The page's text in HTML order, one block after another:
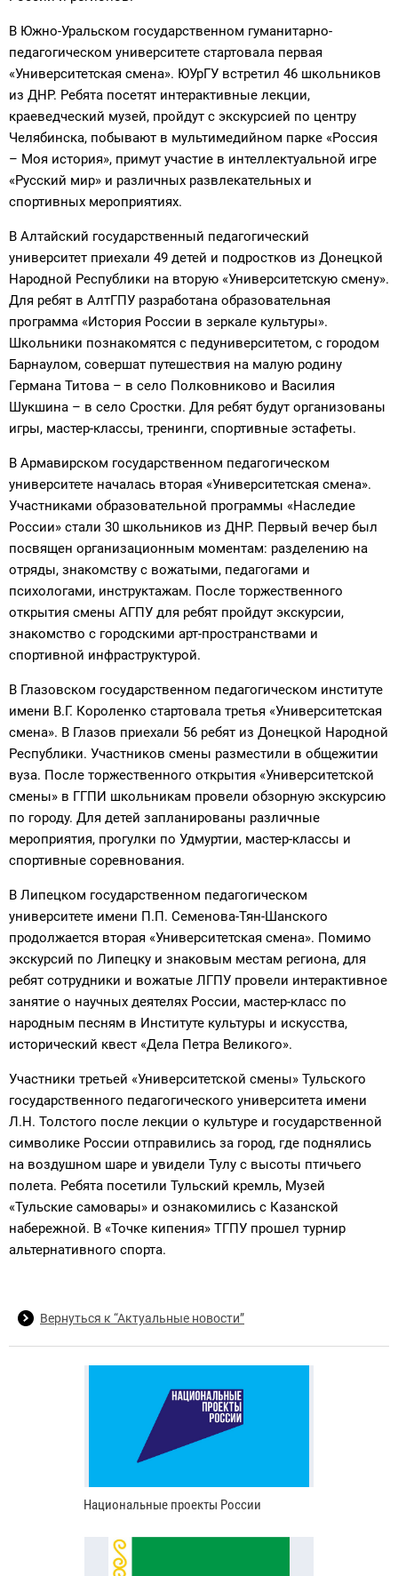
В Южно-Уральском государственном гуманитарно-
педагогическом университете стартовала первая
«Университетская смена». ЮУрГУ встретил 46 школьников
из ДНР. Ребята посетят интерактивные лекции,
краеведческий музей, пройдут с экскурсией по центру
Челябинска, побывают в мультимедийном парке «Россия
– Моя история», примут участие в интеллектуальной игре
«Русский мир» и различных развлекательных и
спортивных мероприятиях.
В Алтайский государственный педагогический
университет приехали 49 детей и подростков из Донецкой
Народной Республики на вторую «Университетскую смену».
Для ребят в АлтГПУ разработана образовательная
программа «История России в зеркале культуры».
Школьники познакомятся с педуниверситетом, с городом
Барнаулом, совершат путешествия на малую родину
Германа Титова – в село Полковниково и Василия
Шукшина – в село Сростки. Для ребят будут организованы
игры, мастер-классы, тренинги, спортивные эстафеты.
В Армавирском государственном педагогическом
университете началась вторая «Университетская смена».
Участниками образовательной программы «Наследие
России» стали 30 школьников из ДНР. Первый вечер был
посвящен организационным моментам: разделению на
отряды, знакомству с вожатыми, педагогами и
психологами, инструктажам. После торжественного
открытия смены АГПУ для ребят пройдут экскурсии,
знакомство с городскими арт-пространствами и
спортивной инфраструктурой.
В Глазовском государственном педагогическом институте
имени В.Г. Короленко стартовала третья «Университетская
смена». В Глазов приехали 56 ребят из Донецкой Народной
Республики. Участников смены разместили в общежитии
вуза. После торжественного открытия «Университетской
смены» в ГГПИ школьникам провели обзорную экскурсию
по городу. Для детей запланированы различные
мероприятия, прогулки по Удмуртии, мастер-классы и
спортивные соревнования.
В Липецком государственном педагогическом
университете имени П.П. Семенова-Тян-Шанского
продолжается вторая «Университетская смена». Помимо
экскурсий по Липецку и знаковым местам региона, для
ребят сотрудники и вожатые ЛГПУ провели интерактивное
занятие о научных деятелях России, мастер-класс по
народным песням в Институте культуры и искусства,
исторический квест «Дела Петра Великого».
Участники третьей «Университетской смены» Тульского
государственного педагогического университета имени
Л.Н. Толстого после лекции о культуре и государственной
символике России отправились за город, где поднялись
на воздушном шаре и увидели Тулу с высоты птичьего
полета. Ребята посетили Тульский кремль, Музей
«Тульские самовары» и ознакомились с Казанской
набережной. В «Точке кипения» ТГПУ прошел турнир
альтернативного спорта.
Вернуться к “Актуальные новости”
Национальные проекты России